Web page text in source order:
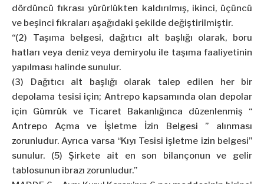
dördüncü fıkrası yürürlükten kaldırılmış, ikinci, üçüncü
ve beşinci fıkraları aşağıdaki şekilde değiştirilmiştir.
“(2) Taşıma belgesi, dağıtıcı alt başlığı olarak, boru
hatları veya deniz veya demiryolu ile taşıma faaliyetinin
yapılması halinde sunulur.
(3) Dağıtıcı alt başlığı olarak talep edilen her bir
depolama tesisi için; Antrepo kapsamında olan depolar
için Gümrük ve Ticaret Bakanlığınca düzenlenmiş “
Antrepo Açma ve İşletme İzin Belgesi ” alınması
zorunludur. Ayrıca varsa “Kıyı Tesisi işletme izin belgesi”
sunulur. (5) Şirkete ait en son bilançonun ve gelir
tablosunun ibrazı zorunludur.”